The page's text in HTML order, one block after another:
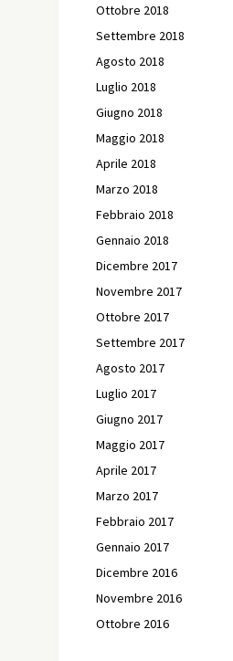
Ottobre 2018
Settembre 2018
Agosto 2018
Luglio 2018
Giugno 2018
Maggio 2018
Aprile 2018
Marzo 2018
Febbraio 2018
Gennaio 2018
Dicembre 2017
Novembre 2017
Ottobre 2017
Settembre 2017
Agosto 2017
Luglio 2017
Giugno 2017
Maggio 2017
Aprile 2017
Marzo 2017
Febbraio 2017
Gennaio 2017
Dicembre 2016
Novembre 2016
Ottobre 2016